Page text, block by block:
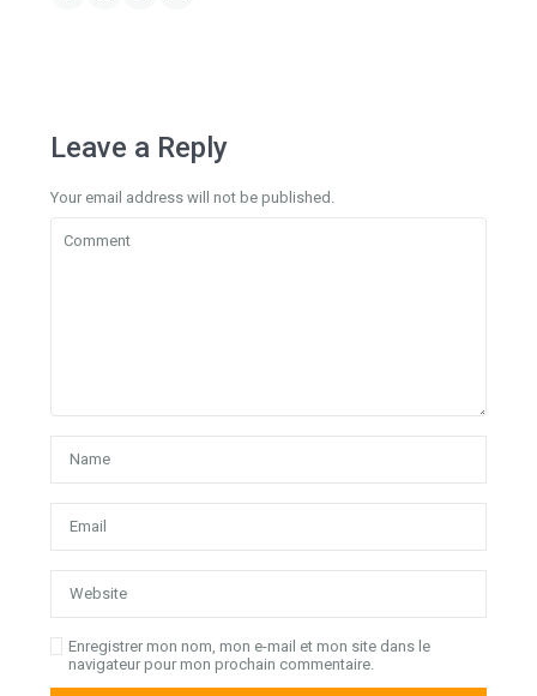
Leave a Reply
Your email address will not be published.
Enregistrer mon nom, mon e-mail et mon site dans le
navigateur pour mon prochain commentaire.